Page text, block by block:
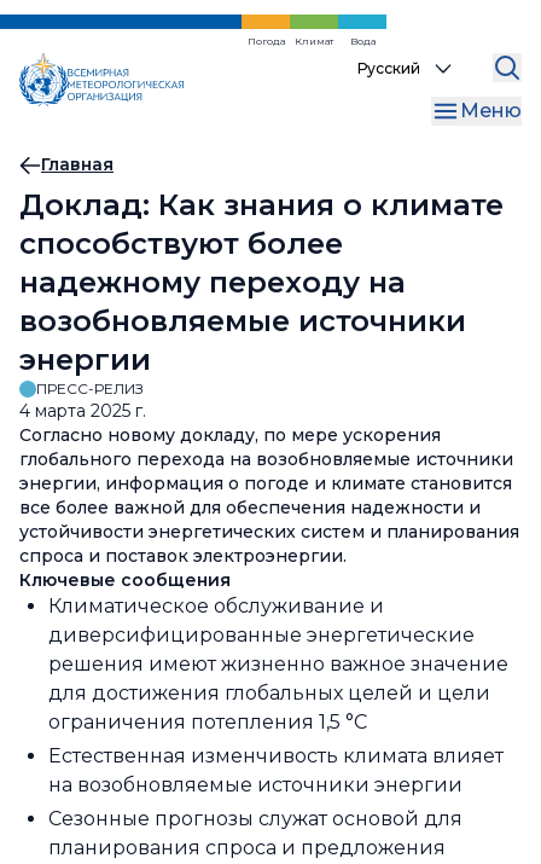
Перейти
основному
содержанию
Погода Климат Вода
Select
language
Меню
Хлебная
крошка
Главная
Доклад: Как знания о климате
способствуют более
надежному переходу на
возобновляемые источники
энергии
ПРЕСС-РЕЛИЗ
4 марта 2025 г.
Согласно новому докладу, по мере ускорения
глобального перехода на возобновляемые источники
энергии, информация о погоде и климате становится
все более важной для обеспечения надежности и
устойчивости энергетических систем и планирования
спроса и поставок электроэнергии.
Ключевые сообщения
Климатическое обслуживание и
диверсифицированные энергетические
решения имеют жизненно важное значение
для достижения глобальных целей и цели
ограничения потепления 1,5 °C
Естественная изменчивость климата влияет
на возобновляемые источники энергии
Сезонные прогнозы служат основой для
планирования спроса и предложения